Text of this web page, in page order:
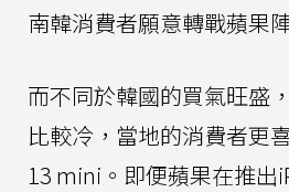
南韓消費者願意轉戰蘋果
而不同於韓國的買氣旺盛
比較冷，當地的消費者更
13 mini。即便蘋果在推出